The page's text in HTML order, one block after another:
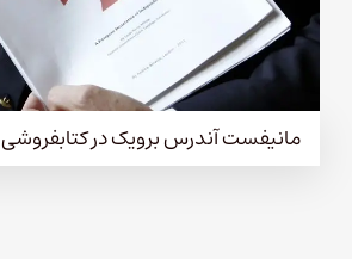
مانیفست آندرس برویک در کتابفروشی Adlibris